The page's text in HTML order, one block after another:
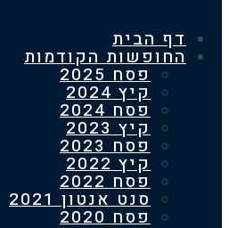
דף הבית
החופשות הקודמות
פסח 2025
קיץ 2024
פסח 2024
קיץ 2023
פסח 2023
קיץ 2022
פסח 2022
סנט אנטון 2021
פסח 2020